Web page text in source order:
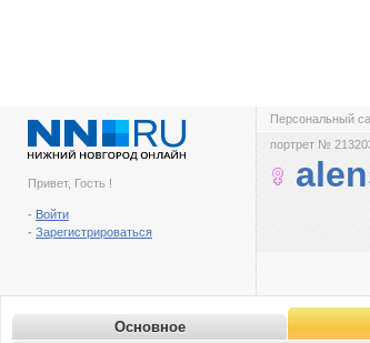
Привет, Гость !
- Войти
- Зарегистрироваться
Персональный
портрет №
Основное